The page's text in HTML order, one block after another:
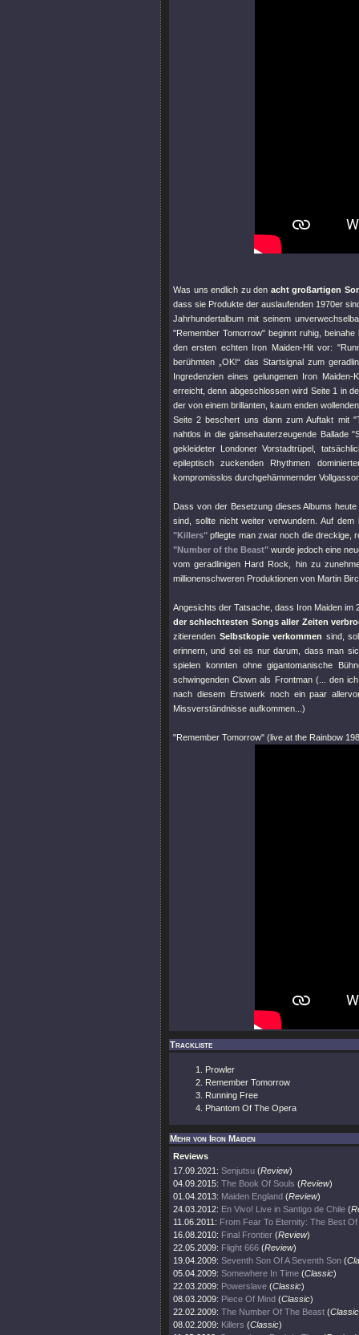
Was uns endlich zu den acht großartigen
dass sie Produkte der auslaufenden 1970er
Jahrhundertalbum mit seinem
"Remember Tomorrow" beginnt ruhig,
den ersten echten Iron Maiden-Hit vor:
berühmten „OK!“ das Startsignal zum
Ingredenzien eines gelungenen Iron
erreicht, denn abgeschlossen wird Seite 1 in
der von einem brillanten, kaum enden
Seite 2 beschert uns dann zum Auftakt mit
nahtlos in die gänsehauterzeugende Ballade
gekleideter Londoner Vorstadtrüpel,
epileptisch zuckenden Rhythmen
kompromisslos durchgehämmernder
Dass von der Besetzung dieses Albums
sind, sollte nicht weiter verwundern. Auf
"Killers" pflegte man zwar noch die dreckige,
"Number of the Beast" wurde jedoch eine
vom geradlinigen Hard Rock, hin zu
millionenschweren Produktionen von Martin
Angesichts der Tatsache, dass Iron Maiden im
der schlechtesten Songs aller Zeiten
zitierenden Selbstkopie verkommen sind,
erinnern, und sei es nur darum, dass man
spielen konnten ohne gigantomanische
schwingenden Clown als Frontman (... den
nach diesem Erstwerk noch ein paar
Missverständnisse aufkommen...)
"Remember Tomorrow" (live at the Rainbow
Trackliste
Prowler
Remember Tomorrow
Running Free
Phantom Of The Opera
Mehr von Iron Maiden
Reviews
17.09.2021: Senjutsu (Review)
04.09.2015: The Book Of Souls (Review)
01.04.2013: Maiden England (Review)
24.03.2012: En Vivo! Live in Santigo de Chile (
11.06.2011: From Fear To Eternity: The Best
16.08.2010: Final Frontier (Review)
22.05.2009: Flight 666 (Review)
19.04.2009: Seventh Son Of A Seventh Son (
05.04.2009: Somewhere In Time (Classic)
22.03.2009: Powerslave (Classic)
08.03.2009: Piece Of Mind (Classic)
22.02.2009: The Number Of The Beast (Classic
08.02.2009: Killers (Classic)